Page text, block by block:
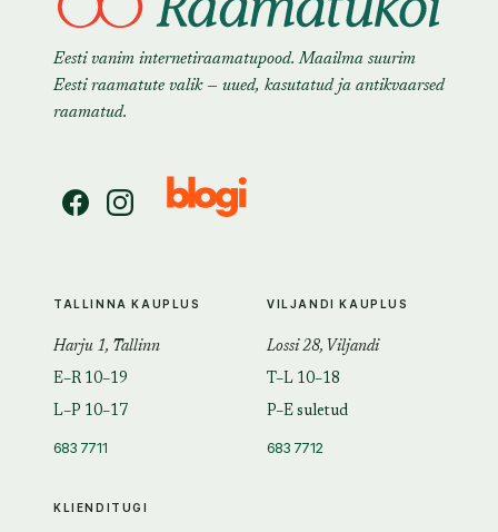
Eesti vanim internetiraamatupood. Maailma suurim
Eesti raamatute valik — uued, kasutatud ja antikvaarsed
raamatud.
KLIENDITUGI
TALLINNA KAUPLUS
Harju 1, Tallinn
E–R 10–19
L–P 10–17
683 7711
VILJANDI KAUPLUS
Lossi 28, Viljandi
T–L 10–18
P–E suletud
683 7712